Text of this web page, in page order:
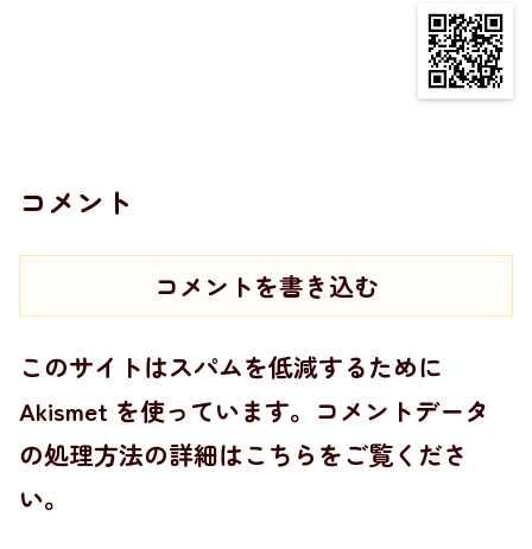
コメント
コメントを書き込む
このサイトはスパムを低減するために
Akismet を使っています。 コメントデータ
の処理方法の詳細はこちらをご覧くださ
い。